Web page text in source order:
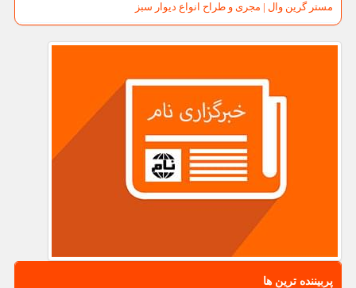
مستر گرین وال | مجری و طراح انواع دیوار سبز
پربیننده ترین ها